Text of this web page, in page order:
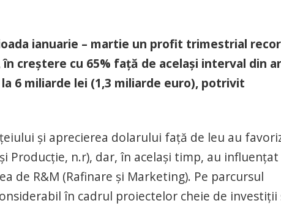
ianuarie – martie un profit trimestrial
creştere cu 65% faţă de acelaşi interval din
6 miliarde lei (1,3 miliarde euro), potrivit
şi aprecierea dolarului faţă de leu au
Producţie, n.r), dar, în acelaşi timp, au influenţat
de R&M (Rafinare şi Marketing). Pe parcursul
în cadrul proiectelor cheie de investiţii